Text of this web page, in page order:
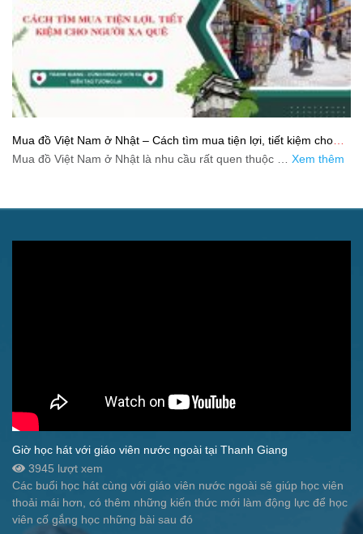
Mua đồ Việt Nam ở Nhật – Cách tìm mua tiện lợi, tiết kiệm cho
người xa quê
Mua đồ Việt Nam ở Nhật là nhu cầu rất quen thuộc … Xem thêm
Giờ học hát với giáo viên nước ngoài tại Thanh Giang
3945 lượt xem
Các buổi học hát cùng với giáo viên nước ngoài sẽ giúp học viên
thoải mái hơn, có thêm những kiến thức mới làm động lực để học
viên cố gắng học những bài sau đó